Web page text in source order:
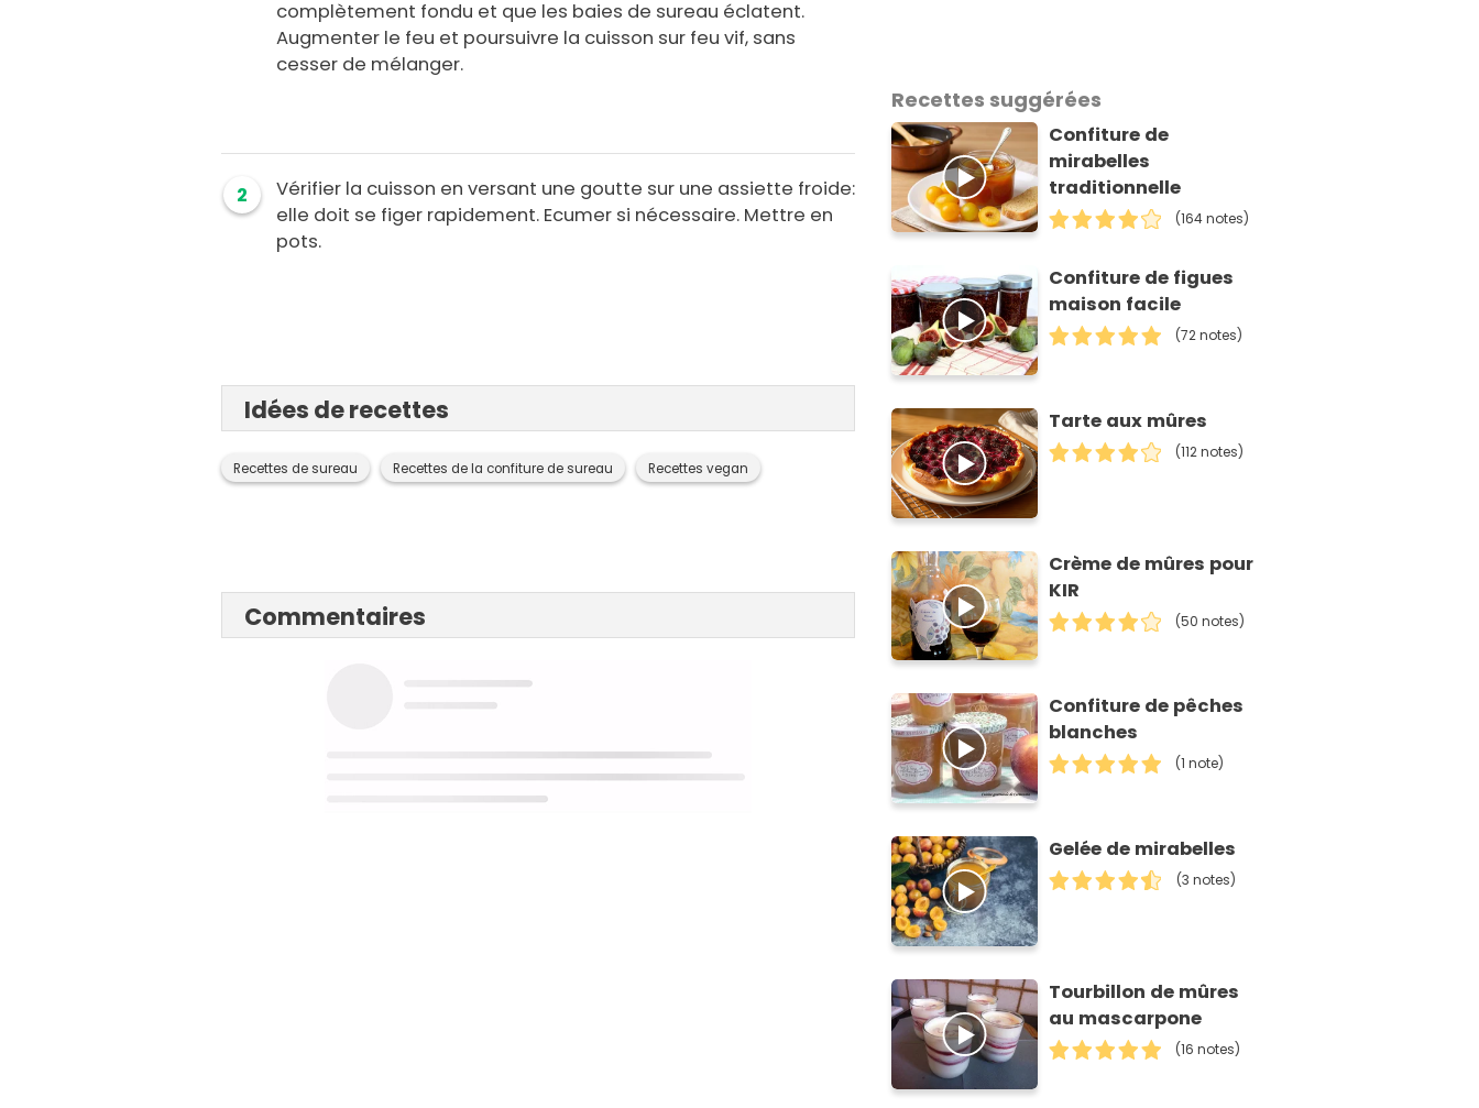
complètement fondu et que les baies de sureau éclatent.
Augmenter le feu et poursuivre la cuisson sur feu vif, sans
cesser de mélanger.
2
Vérifier la cuisson en versant une goutte sur une assiette froide:
elle doit se figer rapidement. Ecumer si nécessaire. Mettre en
pots.
Idées de recettes
Recettes de sureau Recettes de la confiture de sureau Recettes vegan
Commentaires
Recettes suggérées
Confiture de
mirabelles
traditionnelle
(164 notes)
Confiture de figues
maison facile
(72 notes)
Tarte aux mûres
(112 notes)
Crème de mûres pour
KIR
(50 notes)
Confiture de pêches
blanches
(1 note)
Gelée de mirabelles
(3 notes)
Tourbillon de mûres
au mascarpone
(16 notes)